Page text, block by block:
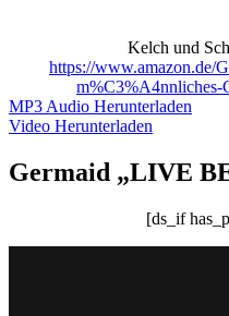
Kelch und
https://www.amazon.de/
m%C3%A4nnliches-
MP3 Audio Herunterladen
Video Herunterladen
Germaid „LIVE
[ds_if